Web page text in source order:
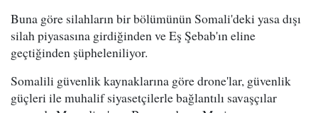
Buna göre silahların bir bölümünün Somali'deki yasa dışı
silah piyasasına girdiğinden ve Eş Şebab'ın eline
geçtiğinden şüpheleniliyor.
Somalili güvenlik kaynaklarına göre drone'lar, güvenlik
güçleri ile muhalif siyasetçilerle bağlantılı savaşçılar